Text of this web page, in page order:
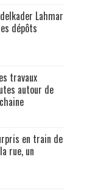
Lahmar
dépôts
travaux
autour de
en train de
rue, un